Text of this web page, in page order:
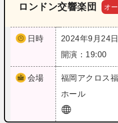
ロンドン交響楽団 オ
日時
2024年9月24日
開演：19:00
会場 福岡 アクロス
ホール